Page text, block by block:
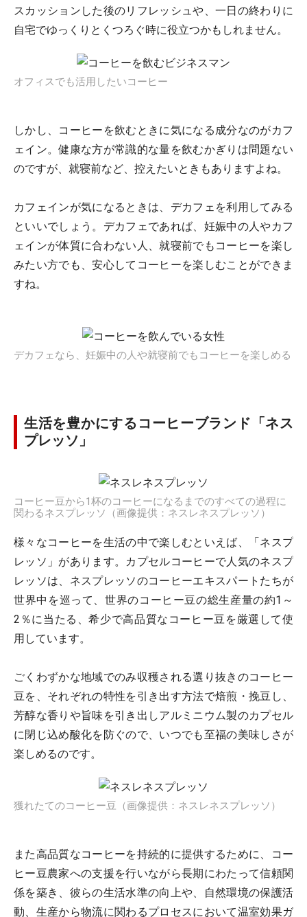
スカッションした後のリフレッシュや、一日の終わりに
自宅でゆっくりとくつろぐ時に役立つかもしれません。
オフィスでも活用したいコーヒー
しかし、コーヒーを飲むときに気になる成分なのがカフ
ェイン。健康な方が常識的な量を飲むかぎりは問題ない
のですが、就寝前など、控えたいときもありますよね。
カフェインが気になるときは、デカフェを利用してみる
といいでしょう。デカフェであれば、妊娠中の人やカフ
ェインが体質に合わない人、就寝前でもコーヒーを楽し
みたい方でも、安心してコーヒーを楽しむことができま
すね。
デカフェなら、妊娠中の人や就寝前でもコーヒーを楽しめる
生活を豊かにするコーヒーブランド「ネス
プレッソ」
コーヒー豆から1杯のコーヒーになるまでのすべての過程に
関わるネスプレッソ（画像提供：ネスレネスプレッソ）
様々なコーヒーを生活の中で楽しむといえば、「ネスプ
レッソ」があります。カプセルコーヒーで人気のネスプ
レッソは、ネスプレッソのコーヒーエキスパートたちが
世界中を巡って、世界のコーヒー豆の総生産量の約1～
2％に当たる、希少で高品質なコーヒー豆を厳選して使
用しています。
ごくわずかな地域でのみ収穫される選り抜きのコーヒー
豆を、それぞれの特性を引き出す方法で焙煎・挽豆し、
芳醇な香りや旨味を引き出しアルミニウム製のカプセル
に閉じ込め酸化を防ぐので、いつでも至福の美味しさが
楽しめるのです。
獲れたてのコーヒー豆（画像提供：ネスレネスプレッソ）
また高品質なコーヒーを持続的に提供するために、コー
ヒー豆農家への支援を行いながら長期にわたって信頼関
係を築き、彼らの生活水準の向上や、自然環境の保護活
動、生産から物流に関わるプロセスにおいて温室効果ガ